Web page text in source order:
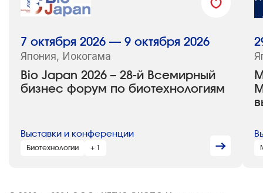
Bio Japan 2026 – 28-й Всемирный
бизнес форум по биотехнологиям
7 октября 2026 — 9 октября 2026
Япония, Иокогама
Выставки и конференции
Биотехнологии + 1